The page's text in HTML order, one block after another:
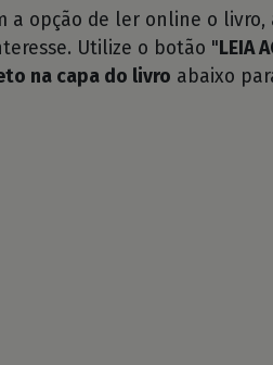
a opção de ler online o
Utilize o botão " LEIA
na capa do livro abaixo